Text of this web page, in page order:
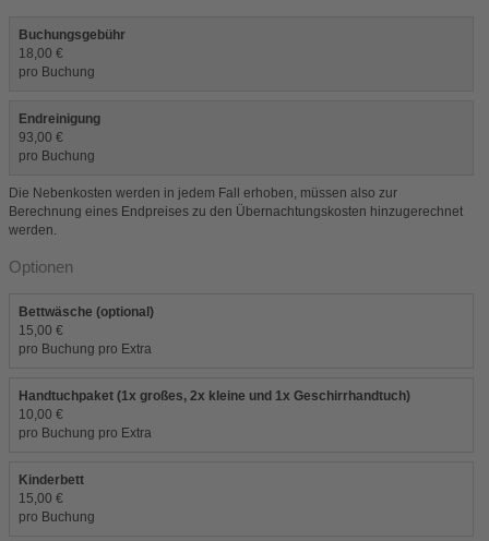
Buchungsgebühr
18,00 €
pro Buchung
Endreinigung
93,00 €
pro Buchung
Die Nebenkosten werden in jedem Fall erhoben, müssen also zur
Berechnung eines Endpreises zu den Übernachtungskosten hinzugerechnet
werden.
Optionen
Bettwäsche (optional)
15,00 €
pro Buchung pro Extra
Handtuchpaket (1x großes, 2x kleine und 1x Geschirrhandtuch)
10,00 €
pro Buchung pro Extra
Kinderbett
15,00 €
pro Buchung